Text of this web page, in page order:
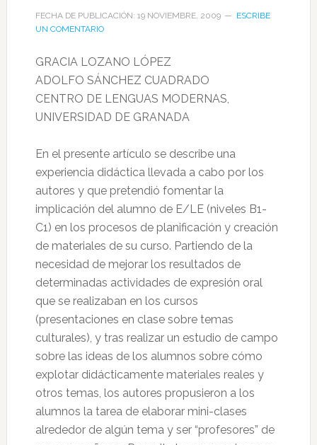
FECHA DE PUBLICACIÓN: 19 NOVIEMBRE, 2009
ESCRIBE
UN COMENTARIO
GRACIA LOZANO LÓPEZ
ADOLFO SÁNCHEZ CUADRADO
CENTRO DE LENGUAS MODERNAS,
UNIVERSIDAD DE GRANADA
En el presente artículo se describe una
experiencia didáctica llevada a cabo por los
autores y que pretendió fomentar la
implicación del alumno de E/LE (niveles B1-
C1) en los procesos de planificación y creación
de materiales de su curso. Partiendo de la
necesidad de mejorar los resultados de
determinadas actividades de expresión oral
que se realizaban en los cursos
(presentaciones en clase sobre temas
culturales), y tras realizar un estudio de campo
sobre las ideas de los alumnos sobre cómo
explotar didácticamente materiales reales y
otros temas, los autores propusieron a los
alumnos la tarea de elaborar mini-clases
alrededor de algún tema y ser “profesores” de